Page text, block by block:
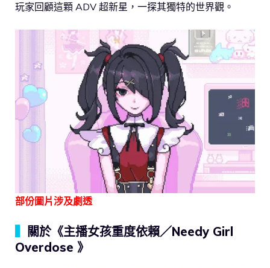
玩家回顧這顆 ADV 超新星，一探其獨特的世界觀。
部份圖片涉及劇透
關於《主播女孩重度依賴／Needy Girl
Overdose 》